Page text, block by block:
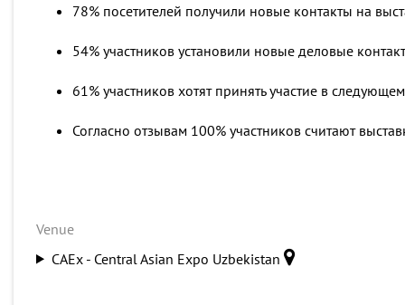
78% посетителей получили новые контакты на
54% участников установили новые деловые
61% участников хотят принять участие в
Согласно отзывам 100% участников считают
Venue
CAEx - Central Asian Expo Uzbekistan